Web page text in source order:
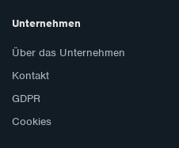
Unternehmen
Über das Unternehmen
Kontakt
GDPR
Cookies